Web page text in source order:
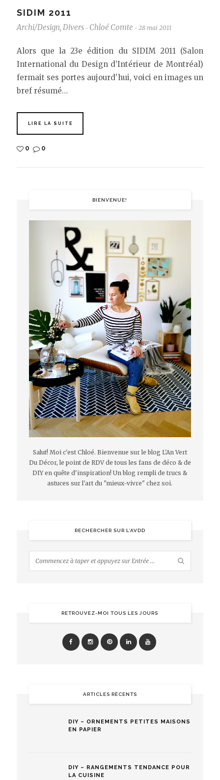
SIDIM 2011
Archi/Design, Divers - Chloé Comte - 28 mai 2011
Alors que la 23e édition du SIDIM 2011 (Salon
International du Design d’Intérieur de Montréal)
fermait ses portes aujourd'hui, voici en images un
bref résumé…
LIRE LA SUITE
0 0
BIENVENUE!
Salut! Moi c'est Chloé. Bienvenue sur le blog L'An Vert
Du Décor, le point de RDV de tous les fans de déco & de
DIY en quête d'inspiration! Un blog rempli de trucs &
astuces sur l'art du "mieux-vivre" chez soi.
RECHERCHER SUR L’AVDD
RETROUVEZ-MOI TOUS LES JOURS
ARTICLES RÉCENTS
DIY – ORNEMENTS PETITES MAISONS
EN PAPIER
DIY – RANGEMENTS TENDANCE POUR
LA CUISINE